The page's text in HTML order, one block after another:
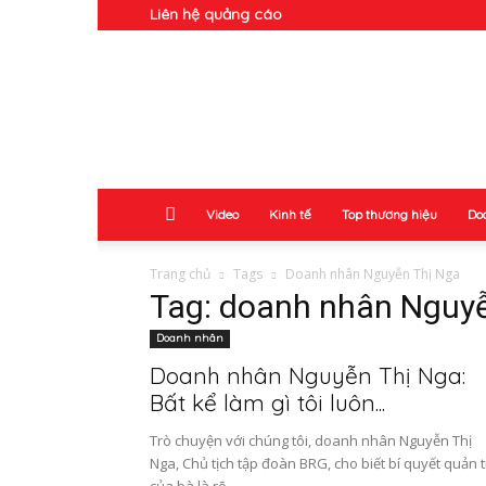
Liên hệ quảng cáo
Video Kinh tế Top thương hiệu
Trang chủ Tags Doanh nhân Nguyễn Thị Nga
Tag: doanh nhân
Doanh nhân
Doanh nhân Nguyễn Thị Nga:
Bất kể làm gì tôi luôn...
Trò chuyện với chúng tôi, doanh nhân Nguyễn Thị
Nga, Chủ tịch tập đoàn BRG, cho biết bí quyết quản